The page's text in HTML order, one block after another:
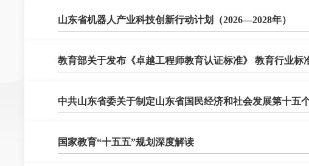
山东省机器人产业科技创新行动计划（2026—2028年）
教育部关于发布《卓越工程师教育认证标准》 教育行业标
中共山东省委关于制定山东省国民经济和社会发展第十五
国家教育“十五五”规划深度解读